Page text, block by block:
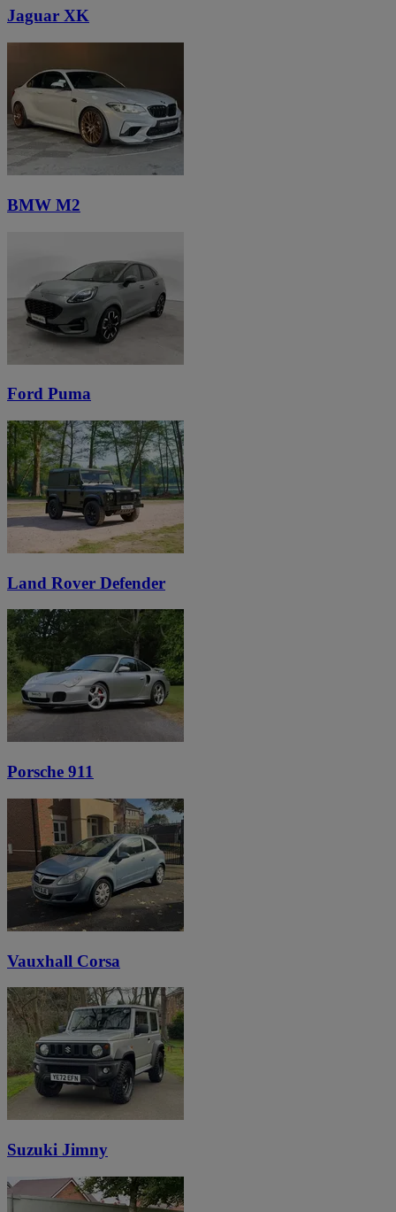
Jaguar XK
BMW M2
Ford Puma
Land Rover Defender
Porsche 911
Vauxhall Corsa
Suzuki Jimny